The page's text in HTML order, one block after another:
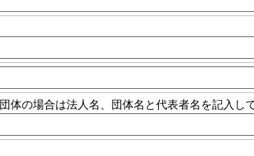
の場合は法人名、団体名と代表者名を記入して